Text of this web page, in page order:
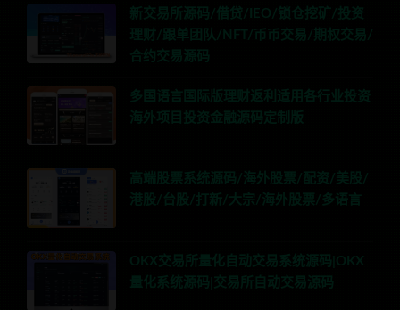
新交易所源码/借贷/IEO/锁仓挖矿/投资
理财/跟单团队/NFT/币币交易/期权交易/
合约交易源码
多国语言国际版理财返利适用各行业投资
海外项目投资金融源码定制版
高端股票系统源码/海外股票/配资/美股/
港股/台股/打新/大宗/海外股票/多语言
OKX交易所量化自动交易系统源码|OKX
量化系统源码|交易所自动交易源码